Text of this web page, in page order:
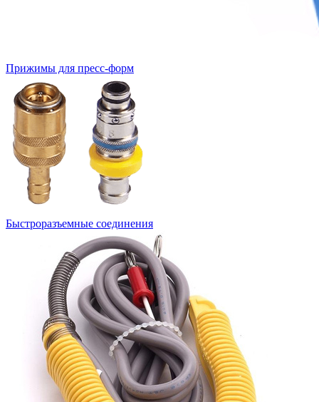
Прижимы для пресс-форм
Быстроразъемные соединения